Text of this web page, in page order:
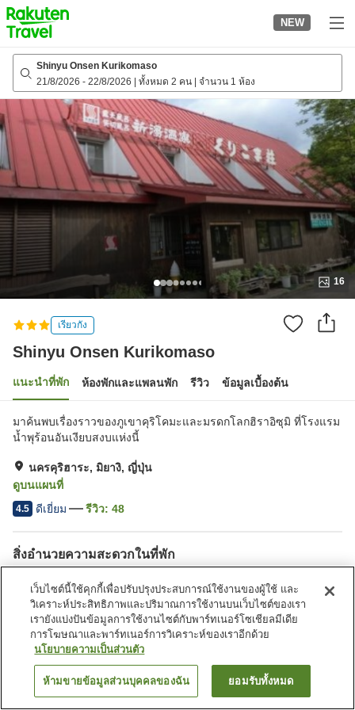
to
top
page
NEW
Shinyu Onsen Kurikomaso
21/8/2026 - 22/8/2026 ทั้งหมด 2 คน จำนวน 1 ห้อง
16
เรียวกัง
Shinyu Onsen Kurikomaso
แนะนำที่พัก ห้องพักและแพลนพัก รีวิว ข้อมูลเบื้องต้น
มาค้นพบเรื่องราวของภูเขาคุริโคมะและมรดกโลกฮิราอิซุมิ ที่โรงแรม
น้ำพุร้อนอันเงียบสงบแห่งนี้
นครคุริฮาระ, มิยางิ, ญี่ปุ่น
ดูบนแผนที่
4.5 ดีเยี่ยม รีวิว: 48
สิ่งอำนวยความสะดวกในที่พัก
ร้านค้า
ห้องอาบน้ำเปิดโล่ง (มีบ่อน้ำพุ
ร้อน)
หน้าแรก ญี่ปุ่น มิยางิ
ค้นหาห้องพัก
เว็บไซต์นี้ใช้คุกกี้เพื่อปรับปรุงประสบการณ์ใช้งานของผู้ใช้ และ
วิเคราะห์ประสิทธิภาพและปริมาณการใช้งานบนเว็บไซต์ของเรา
เรายังแบ่งปันข้อมูลการใช้งานไซต์กับพาร์ทเนอร์โซเชียลมีเดีย
การโฆษณาและพาร์ทเนอร์การวิเคราะห์ของเราอีกด้วย
นโยบายความเป็นส่วนตัว
ห้ามขายข้อมูลส่วนบุคคลของฉัน ยอมรับทั้งหมด